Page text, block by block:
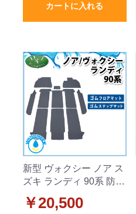
カートに入れる
新型 ヴォクシー ノア ス
ズキ ランディ 90系 防水
ム幅広ステップマットラ
￥20,500